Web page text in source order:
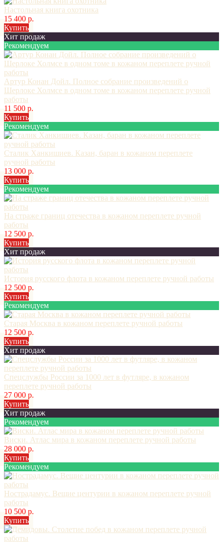
Настольная книга охотника
15 400 р.
Купить
Хит продаж
Рекомендуем
Артур Конан Дойл. Полное собрание произведений о
Шерлоке Холмсе в одном томе в кожаном переплете ручной
работы
11 500 р.
Купить
Рекомендуем
Сталик Ханкишиев. Казан, баран в кожаном переплете
ручной работы
13 000 р.
Купить
Рекомендуем
На страже границ отечества в кожаном переплете ручной
работы
12 500 р.
Купить
Хит продаж
История русского флота в кожаном переплете ручной работы
12 500 р.
Купить
Рекомендуем
Старая Москва в кожаном переплете ручной работы
12 500 р.
Купить
Хит продаж
Спецслужбы России за 1000 лет в футляре, в кожаном
переплете ручной работы
27 000 р.
Купить
Хит продаж
Рекомендуем
Виски. Атлас мира в кожаном переплете ручной работы
28 000 р.
Купить
Рекомендуем
Нострадамус. Вещие центурии в кожаном переплете ручной
работы
10 500 р.
Купить